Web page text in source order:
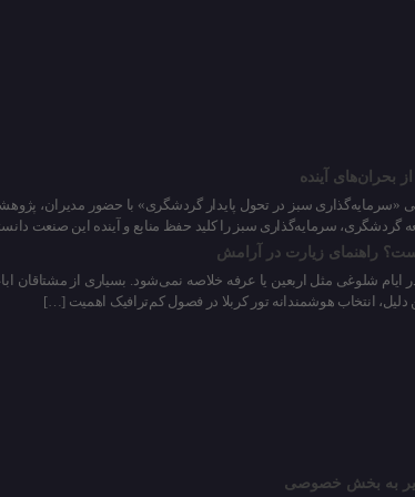
بحران‌های آینده
گردشگری، سرمایه‌گذاری سبز را کلید حفظ منابع و آینده این صنعت
راهنمای زیارت در آرامش
ایام شلوغی مثل اربعین یا عرفه خلاصه نمی‌شود. بسیاری از مشتاقان
انتخاب هوشمندانه تور کربلا در فصول کم‌ترافیک اهمیت […]
به بخش خصوصی